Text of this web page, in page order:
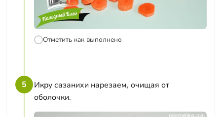
Отметить как выполнено
5
Икру сазанихи нарезаем, очищая от
оболочки.